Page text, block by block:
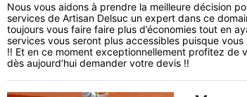
Nous vous aidons à prendre la meilleure décision
services de Artisan Delsuc un expert dans ce
toujours vous faire faire plus d’économies tout en
services vous seront plus accessibles puisque
!! Et en ce moment exceptionnellement profitez de
dès aujourd’hui demander votre devis !!